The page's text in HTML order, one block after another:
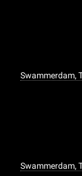
Swammerdam,
Swammerdam,